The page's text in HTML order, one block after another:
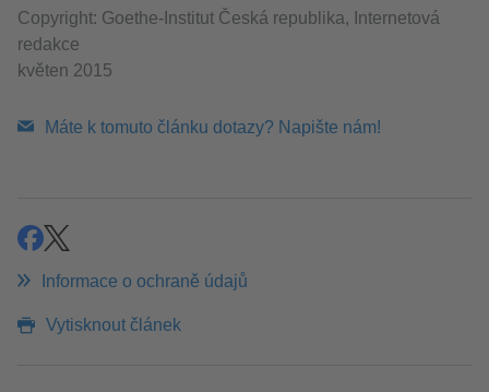
Copyright: Goethe-Institut Česká republika, Internetová
redakce
květen 2015
Máte k tomuto článku dotazy? Napište nám!
SdíletSdílet
Informace o ochraně údajů
Vytisknout článek